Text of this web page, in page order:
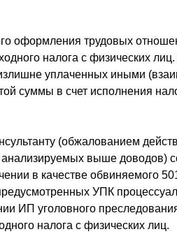
оформления трудовых
налога с физических лиц.
уплаченных иными
суммы в счет исполнения
(обжалованием
анализируемых выше доводов)
в качестве обвиняемого
УПК
ИП уголовного
налога с физических лиц.